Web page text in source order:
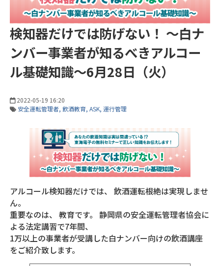
検知器だけでは防げない！ ～白ナ
ンバー事業者が知るべきアルコー
ル基礎知識～6月28日（火）
2022-05-19 16:20
安全運転管理者 飲酒教育 ASK 運行管理
アルコール検知器だけでは、 飲酒運転根絶は実現しませ
ん。
重要なのは、 教育です。 静岡県の安全運転管理者協会に
よる法定講習で7年間、
1万以上の事業者が受講した白ナンバー向けの飲酒講座
をご紹介致します。